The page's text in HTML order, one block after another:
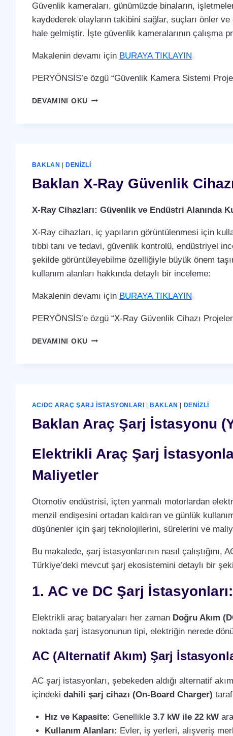
Güvenlik kameraları, günümüzde binaların,
kaydederek olayların takibini sağlar, suçları önler
hale gelmiştir. İşte güvenlik kameralarının çalışma
Makalenin devamı için BURAYA TIKLAYIN
PERYÖNSİS’e özgü “Güvenlik Kamera Sistemi
DEVAMINI OKUBAKLAN
BAKLAN |DENIZLI
Baklan X-Ray Güvenlik
X-Ray Cihazları: Güvenlik ve Endüstri Alanında
X-Ray cihazları, iç yapıların görüntülenmesi için
tıbbi tanı ve tedavi, güvenlik kontrolü, endüstriyel
şekilde görüntüleyebilme özelliğiyle büyük önem
kullanım alanları hakkında detaylı bir inceleme:
Makalenin devamı için BURAYA TIKLAYIN
PERYÖNSİS’e özgü “X-Ray Güvenlik Cihazı
DEVAMINI OKUBAKLAN
AC/DC ARAÇ ŞARJ İSTASYONLARI |BAKLAN | DENIZLI
Baklan Araç Şarj İstasyonu
Elektrikli Araç Şarj
Maliyetler
Otomotiv endüstrisi, içten yanmalı motorlardan
menzil endişesini ortadan kaldıran ve günlük
düşünenler için şarj teknolojilerini, sürelerini ve
Bu makalede, şarj istasyonlarının nasıl
Türkiye’deki mevcut şarj ekosistemini detaylı bir
1. AC ve DC Şarj
Elektrikli araç bataryaları her zaman Doğru Akım
noktada şarj istasyonunun tipi, elektriğin nerede
AC (Alternatif Akım) Şarj
AC şarj istasyonları, şebekeden aldığı alternatif
içindeki dahili şarj cihazı (On-Board Charger)
Hız ve Kapasite: Genellikle3.7 kW ile 22 kW
Kullanım Alanları: Evler, iş yerleri, alışveriş